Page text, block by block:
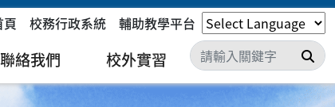
頁 校務行政系統 輔助教學平台
聯絡我們 校外實習 搜